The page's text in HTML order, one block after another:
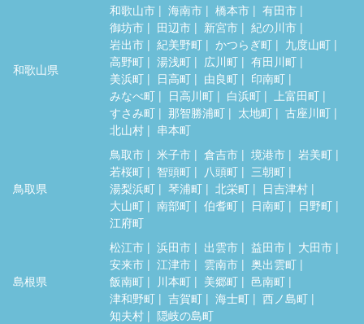
和歌山県
和歌山市 海南市 橋本市
有田市
御坊市
田辺市 新宮市
紀の川市
岩出市
紀美野町 かつらぎ町
九度山町
高野町
湯浅町 広川町
有田川町
美浜町
日高町 由良町
印南町
みなべ町
日高川町 白浜町
上富田町
すさみ町
那智勝浦町 太地町
古座川町
北山村
串本町
鳥取県
鳥取市 米子市 倉吉市 境港市
岩美町
若桜町
智頭町 八頭町
三朝町
湯梨浜町
琴浦町 北栄町
日吉津村
大山町
南部町 伯耆町 日南町
日野町
江府町
島根県
松江市 浜田市 出雲市 益田市
大田市
安来市
江津市 雲南市
奥出雲町
飯南町
川本町 美郷町
邑南町
津和野町
吉賀町 海士町
西ノ島町
知夫村
隠岐の島町